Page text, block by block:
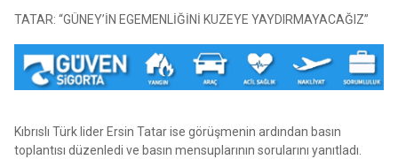
TATAR: “GÜNEY’İN EGEMENLİĞİNİ KUZEYE YAYDIRMAYACAĞIZ”
Kıbrıslı Türk lider Ersin Tatar ise görüşmenin ardından basın
toplantısı düzenledi ve basın mensuplarının sorularını yanıtladı.